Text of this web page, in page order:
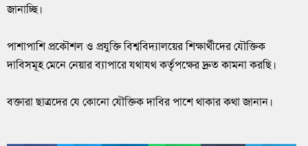
জানাচ্ছি।
‎পাশাপাশি প্রকৌশল ও প্রযুক্তি বিশ্ববিদ্যালয়ের শিক্ষার্থীদের যৌক্তিক
দাবিসমূহ মেনে নেয়ার ব্যাপারে যথাযথ কর্তৃপক্ষের দ্রুত কামনা করছি।
‎বক্তারা ছাত্রদের যে কোনো যৌক্তিক দাবির পাশে থাকার কথা জানান।